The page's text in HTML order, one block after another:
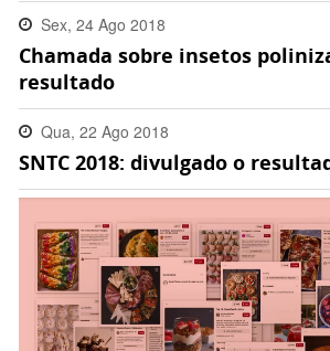
Sex, 24 Ago 2018
09:36:00 -0300
Chamada sobre insetos
resultado
Qua, 22 Ago 2018
10:17:00 -0300
SNTC 2018: divulgado o